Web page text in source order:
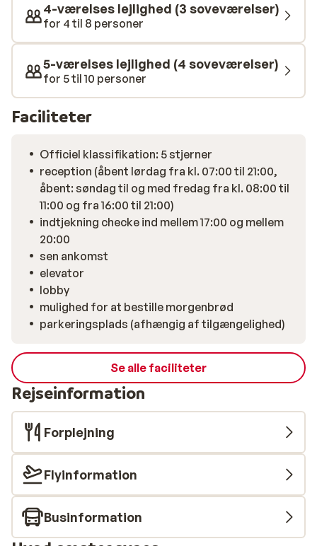
4-værelses lejlighed (3 soveværelser)
for 4 til 8 personer
5-værelses lejlighed (4 soveværelser)
for 5 til 10 personer
Faciliteter
Officiel klassifikation: 5 stjerner
reception (åbent lørdag fra kl. 07:00 til 21:00,
åbent: søndag til og med fredag fra kl. 08:00 til
11:00 og fra 16:00 til 21:00)
indtjekning checke ind mellem 17:00 og mellem
20:00
sen ankomst
elevator
lobby
mulighed for at bestille morgenbrød
parkeringsplads (afhængig af tilgængelighed)
Se alle faciliteter
Rejseinformation
Forplejning
Flyinformation
Businformation